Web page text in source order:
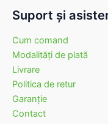
Suport şi
Cum comand
Modalităţi de plată
Livrare
Politica de retur
Garanţie
Contact